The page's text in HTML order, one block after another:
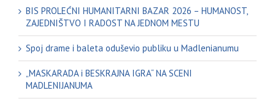
BIS PROLEĆNI HUMANITARNI BAZAR 2026 – HUMANOST,
ZAJEDNIŠTVO I RADOST NA JEDNOM MESTU
Spoj drame i baleta oduševio publiku u Madlenianumu
„MASKARADA i BESKRAJNA IGRA“ NA SCENI
MADLENIJANUMA